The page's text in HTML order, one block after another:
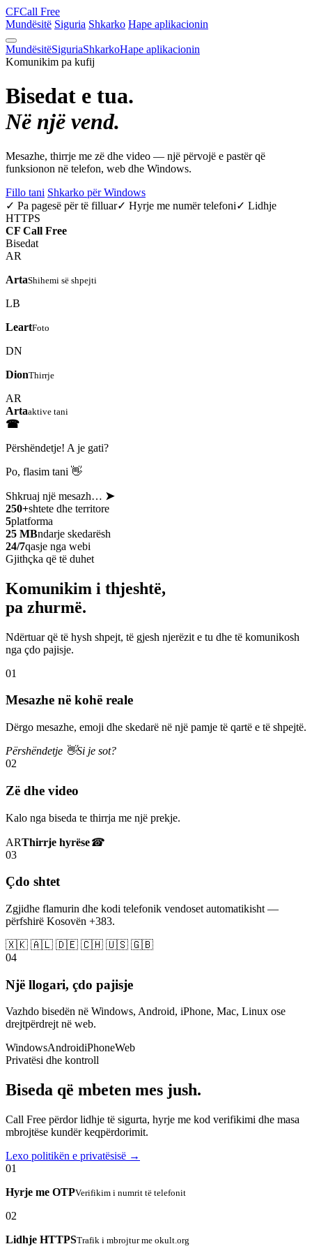
CFCall Free
Mundësitë Siguria Shkarko Hape aplikacionin
MundësitëSiguriaShkarkoHape aplikacionin
Komunikim pa kufij
Bisedat e tua.
Në një vend.
Mesazhe, thirrje me zë dhe video — një përvojë e pastër që
funksionon në telefon, web dhe Windows.
Fillo tani Shkarko për Windows
✓ Pa pagesë për të filluar✓ Hyrje me numër telefoni✓ Lidhje
HTTPS
CF Call Free
Bisedat
AR
ArtaShihemi së shpejti
LB
LeartFoto
DN
DionThirrje
AR
Artaaktive tani
☎
Përshëndetje! A je gati?
Po, flasim tani 👋
Shkruaj një mesazh… ➤
250+shtete dhe territore
5platforma
25 MBndarje skedarësh
24/7qasje nga webi
Gjithçka që të duhet
Komunikim i thjeshtë,
pa zhurmë.
Ndërtuar që të hysh shpejt, të gjesh njerëzit e tu dhe të komunikosh
nga çdo pajisje.
01
Mesazhe në kohë reale
Dërgo mesazhe, emoji dhe skedarë në një pamje të qartë e të shpejtë.
Përshëndetje 👋Si je sot?
02
Zë dhe video
Kalo nga biseda te thirrja me një prekje.
ARThirrje hyrëse☎
03
Çdo shtet
Zgjidhe flamurin dhe kodi telefonik vendoset automatikisht —
përfshirë Kosovën +383.
🇽🇰 🇦🇱 🇩🇪 🇨🇭 🇺🇸 🇬🇧
04
Një llogari, çdo pajisje
Vazhdo bisedën në Windows, Android, iPhone, Mac, Linux ose
drejtpërdrejt në web.
WindowsAndroidiPhoneWeb
Privatësi dhe kontroll
Biseda që mbeten mes jush.
Call Free përdor lidhje të sigurta, hyrje me kod verifikimi dhe masa
mbrojtëse kundër keqpërdorimit.
Lexo politikën e privatësisë →
01
Hyrje me OTPVerifikim i numrit të telefonit
02
Lidhje HTTPSTrafik i mbrojtur me okult.org